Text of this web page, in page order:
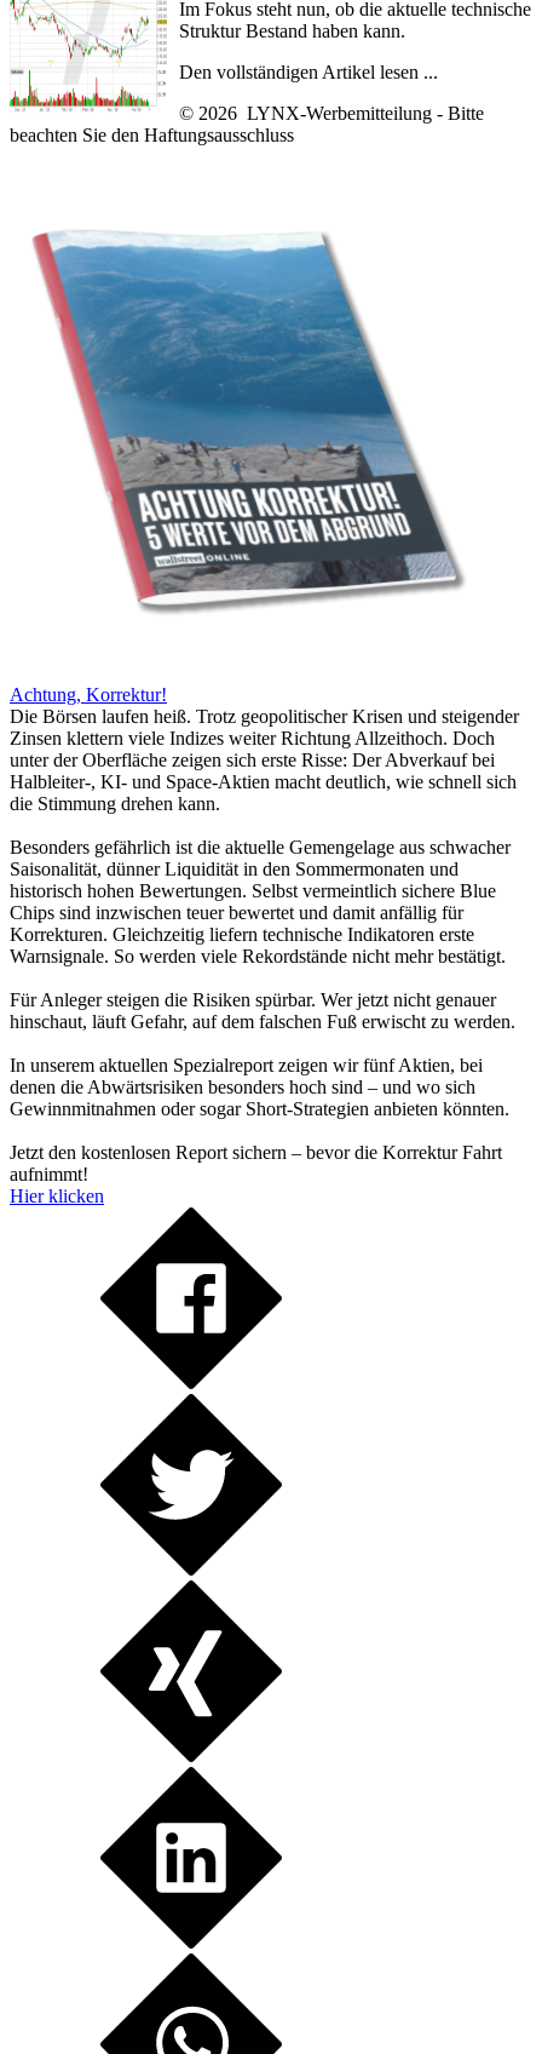
Im Fokus steht nun, ob die aktuelle technische
Struktur Bestand haben kann.
Den vollständigen Artikel lesen ...
© 2026 LYNX-Werbemitteilung - Bitte
beachten Sie den Haftungsausschluss
Achtung, Korrektur!
Die Börsen laufen heiß. Trotz geopolitischer Krisen und steigender
Zinsen klettern viele Indizes weiter Richtung Allzeithoch. Doch
unter der Oberfläche zeigen sich erste Risse: Der Abverkauf bei
Halbleiter-, KI- und Space-Aktien macht deutlich, wie schnell sich
die Stimmung drehen kann.
Besonders gefährlich ist die aktuelle Gemengelage aus schwacher
Saisonalität, dünner Liquidität in den Sommermonaten und
historisch hohen Bewertungen. Selbst vermeintlich sichere Blue
Chips sind inzwischen teuer bewertet und damit anfällig für
Korrekturen. Gleichzeitig liefern technische Indikatoren erste
Warnsignale. So werden viele Rekordstände nicht mehr bestätigt.
Für Anleger steigen die Risiken spürbar. Wer jetzt nicht genauer
hinschaut, läuft Gefahr, auf dem falschen Fuß erwischt zu werden.
In unserem aktuellen Spezialreport zeigen wir fünf Aktien, bei
denen die Abwärtsrisiken besonders hoch sind – und wo sich
Gewinnmitnahmen oder sogar Short-Strategien anbieten könnten.
Jetzt den kostenlosen Report sichern – bevor die Korrektur Fahrt
aufnimmt!
Hier klicken